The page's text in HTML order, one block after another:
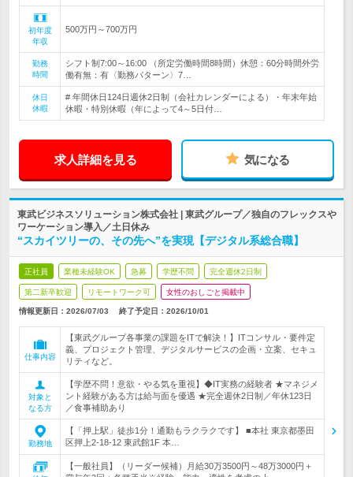
初年度
年収
500万円～700万円
勤務
時間
シフト制7:00～16:00 （所定労働時間8時間）休憩：60分時間外労
働有無：有〈勤務パターン〉7…
休日
休暇
# 年間休日124日週休2日制（会社カレンダーによる）・年末年始
休暇・特別休暇（年によって4～5日付…
求人詳細を見る 気になる
東武ビジネスソリューション株式会社 | 東武グループ／独自のフレックスや
ワーケーション導入／土日休み
“スカイツリーの、その先へ”を実現【デジタル系総合職】
正社員 業種未経験OK 急募 学歴不問 完全週休2日制
第二新卒歓迎 リモートワーク可 女性のおしごと掲載中
情報更新日：2026/07/03 終了予定日： 2026/10/01
仕事内容
【東武グループ各事業の課題をITで解決！】ITコンサル・要件定
義、プロジェクト管理、デジタルサービスの企画・立案、セキュ
リティなど。
対象と
なる方
【学歴不問！意欲・やる気を重視】◆IT実務の経験者 ★マネジメ
ント経験がある方は給与面を優遇 ★完全週休2日制／年休123日
／食事補助あり
勤務地
【「押上駅」徒歩1分！通勤もラクラクです】 ■本社 東京都墨田
区押上2-18-12 東武館1F 本…
【一般社員】（リーダー候補）月給30万3500円～48万3000円＋